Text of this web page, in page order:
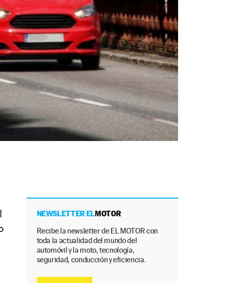
NEWSLETTER ELMOTOR
Recibe la newsletter de EL MOTOR con
toda la actualidad del mundo del
automóvil y la moto, tecnología,
seguridad, conducción y eficiencia.